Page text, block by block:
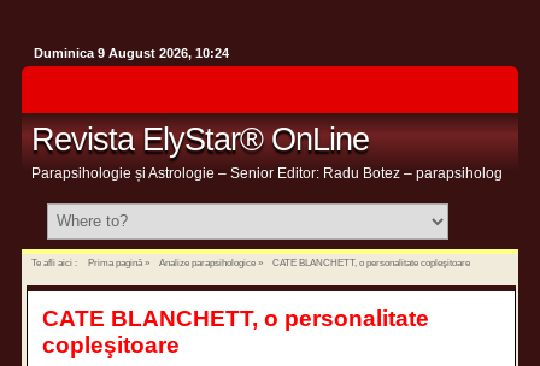
Duminica 9 August 2026, 10:24
Revista ElyStar® OnLine
Parapsihologie și Astrologie – Senior Editor: Radu Botez – parapsiholog
Te afli aici : Prima pagină» Analize parapsihologice» CATE BLANCHETT, o personalitate copleşitoare
CATE BLANCHETT, o personalitate
copleşitoare